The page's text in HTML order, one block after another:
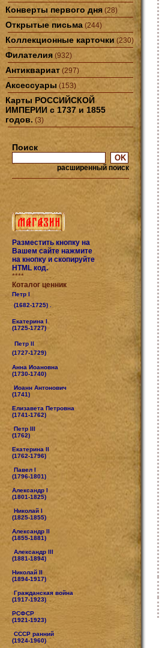
Конверты первого дня (28)
Открытые письма (244)
Коллекционные карточки (230)
Филателия (932)
Антиквариат (297)
Аксессуары (153)
Карты РОССИЙСКОЙ
ИМПЕРИИ с 1737 и 1855
годов. (3)
Поиск
расширенный поиск
Разместить кнопку на
Вашем сайте нажмите
на кнопку и скопируйте
HTML код.
****
Коталог ценник
Петр I
(1682-1725) .
Екатерина I
(1725-1727)
Петр II
(1727-1729)
Анна Иоановна
(1730-1740)
Иоанн Антонович
(1741)
Елизавета Петровна
(1741-1762)
Петр III
(1762)
Екатерина II
(1762-1796)
Павел I
(1796-1801)
Александр I
(1801-1825)
Николай I
(1825-1855)
Александр II
(1855-1881)
Александр III
(1881-1894)
Николай II
(1894-1917)
Гражданская война
(1917-1923)
РСФСР
(1921-1923)
СССР ранний
(1924-1960)